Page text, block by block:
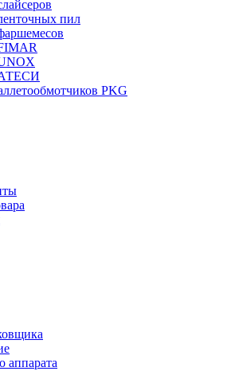
пил
АТЕСИ
PKG
аппарата